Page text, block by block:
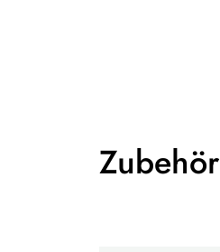
Zubehör